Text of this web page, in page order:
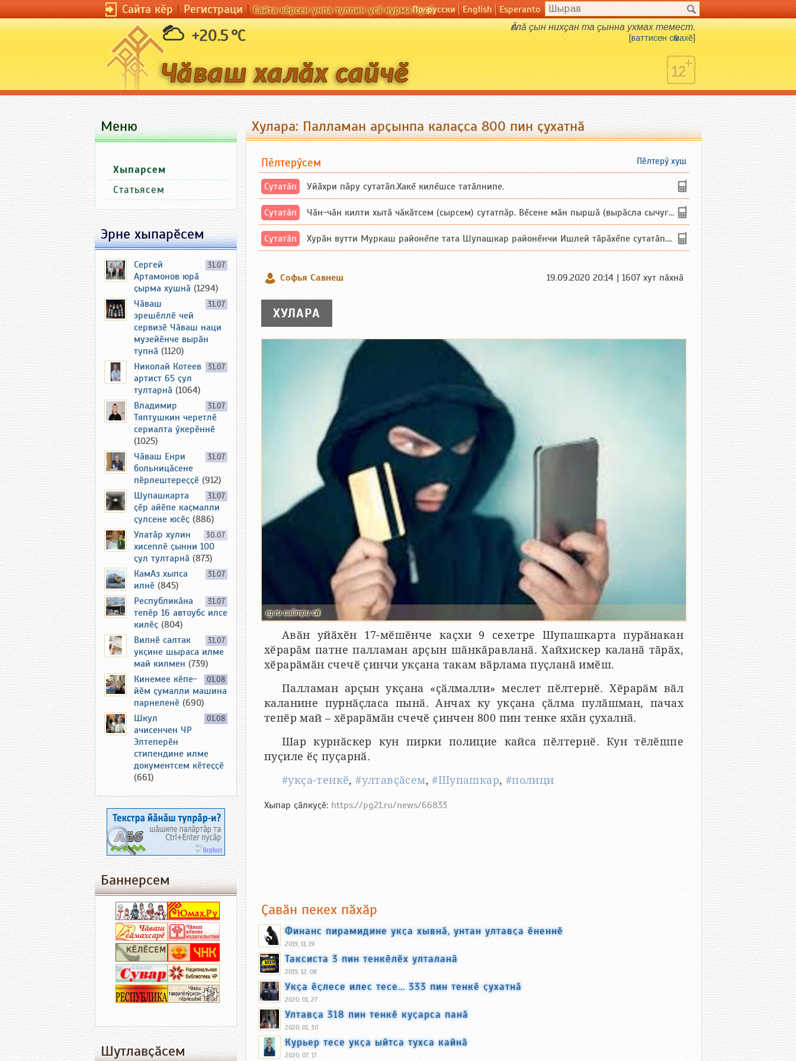
Сайта кӗр|Регистраци|Сайта кӗрсен унпа туллин усӑ курма пулӗПо-русски English Esperanto
+20.5 °C Ӑслӑ ҫын нихҫан та ҫынна ухмах темест.
[ваттисен сӑмахӗ]
Хулара: Палламан арҫынпа калаҫcа 800 пин ҫухатнӑ
Пӗлтерӳ хуш
Пӗлтерӳсем
Сутатӑп Уйăхри пăру сутатăп.Хакĕ килĕшсе татăлнипе.
Сутатӑп Чăн-чăн килти хытă чăкăтсем (сырсем) сутатпăр. Вĕсене мăн пыршă (вырăсла сычуг) ...
Сутатӑп Хурăн вутти Муркаш районĕпе тата Шупашкар районĕнчи Ишлей тăрăхĕпе сутатăп. Ха...
Софья Савнеш 19.09.2020 20:14 | 1607 хут пӑхнӑ
ХУЛАРА
rg.ru сайтри сӑн
Авӑн уйӑхӗн 17-мӗшӗнче каҫхи 9 сехетре Шупашкарта пурӑнакан
хӗрарӑм патне палламан арҫын шӑнкӑравланӑ. Хайхискер каланӑ тӑрӑх,
хӗрарӑмӑн счечӗ ҫинчи укҫана такам вӑрлама пуҫланӑ имӗш.
Палламан арҫын укҫана «ҫӑлмалли» меслет пӗлтернӗ. Хӗрарӑм вӑл
каланине пурнӑҫласа пынӑ. Анчах ку укҫана ҫӑлма пулӑшман, пачах
тепӗр май – хӗрарӑмӑн счечӗ ҫинчен 800 пин тенке яхӑн ҫухалнӑ.
Шар курнӑскер кун пирки полицие кайса пӗлтернӗ. Кун тӗлӗшпе
пуҫиле ӗҫ пуҫарнӑ.
#укҫа-тенкӗ,#ултавҫӑсем,#Шупашкар, #полици
Хыпар ҫӑлкуҫӗ: https://pg21.ru/news/66833
Ҫавӑн пекех пӑхӑр
Финанс пирамидине укҫа хывнӑ, унтан ултавҫа ӗненнӗ
2019, 11, 19
Таксиста 3 пин тенкӗлӗх улталанӑ
2019, 12, 08
Укҫа ӗҫлесе илес тесе... 333 пин тенкӗ ҫухатнӑ
2020, 01, 27
Ултавҫа 318 пин тенкӗ куҫарса панӑ
2020, 01, 30
Курьер тесе укҫа ыйтса тухса кайнӑ
2020, 07, 17
Меню
Хыпарсем
Статьясем
Эрне хыпарӗсем
31.07
Сергей
Артамонов юрӑ
ҫырма хушнӑ (1294)
31.07
Чӑваш
эрешӗллӗ чей
сервизӗ Чӑваш наци
музейӗнче вырӑн
тупнӑ (1120)
31.07
Николай Котеев
артист 65 ҫул
тултарнӑ (1064)
31.07
Владимир
Тяптушкин черетлӗ
сериалта ӳкерӗннӗ
(1025)
31.07
Чӑваш Енри
больницӑсене
пӗрлештереҫҫӗ (912)
31.07
Шупашкарта
ҫӗр айӗпе каҫмалли
ҫулсене юсӗҫ (886)
30.07
Улатӑр хулин
хисеплӗ ҫынни 100
ҫул тултарнӑ (873)
31.07
КамАз хыпса
илнӗ (845)
31.07
Республикӑна
тепӗр 16 автоубс илсе
килӗҫ (804)
31.07
Вилнӗ салтак
укҫине шыраса илме
май килмен (739)
01.08
Кинемее кӗпе-
йӗм ҫумалли машина
парнеленӗ (690)
01.08
Шкул
ачисенчен ЧР
Элтеперӗн
стипендине илме
документсем кӗтеҫҫӗ
(661)
Баннерсем
Шутлавҫӑсем